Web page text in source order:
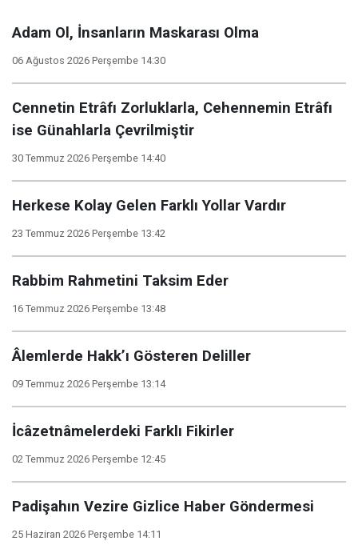
Adam Ol, İnsanların Maskarası Olma
06 Ağustos 2026 Perşembe 14:30
Cennetin Etrâfı Zorluklarla, Cehennemin Etrâfı
ise Günahlarla Çevrilmiştir
30 Temmuz 2026 Perşembe 14:40
Herkese Kolay Gelen Farklı Yollar Vardır
23 Temmuz 2026 Perşembe 13:42
Rabbim Rahmetini Taksim Eder
16 Temmuz 2026 Perşembe 13:48
Âlemlerde Hakk’ı Gösteren Deliller
09 Temmuz 2026 Perşembe 13:14
İcâzetnâmelerdeki Farklı Fikirler
02 Temmuz 2026 Perşembe 12:45
Padişahın Vezire Gizlice Haber Göndermesi
25 Haziran 2026 Perşembe 14:11